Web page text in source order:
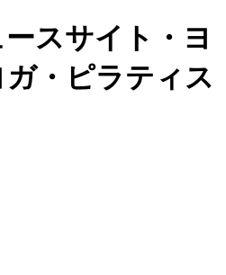
スサイト・ヨ
・ピラティス